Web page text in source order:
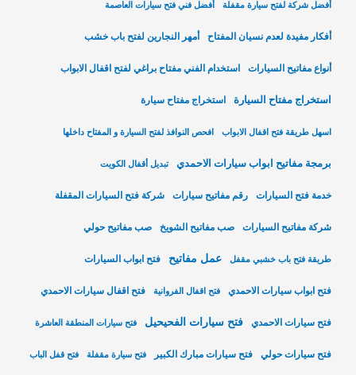
أفضل شركة لفتح سيارة مقفلة أفضل فني فتح سيارات العاصمة
أفكار مفيدة لعدم نسيان المفتاح أمهر النجارين لفتح باب خشب
أنواع مفاتيح السيارات استخدام الفني مفتاح براغي لفتح اقفال الابواب
استخراج مفتاح السيارة استخراج مفتاح سيارة
اسهل طريقة فتح اقفال الابواب افحص النوافذ لفتح السيارة و المفتاح داخلها
برمجة مفاتيح ابواب سيارات الاحمدي تبديل أقفال الكويت
خدمة فتح السيارات رقم مفاتيح سيارات شركة فتح السيارات المقفلة
شركة مفاتيح السيارات صب مفاتيح الشويخ صب مفاتيح حولي
طريقة فتح باب خشبي مقفل عمل مفاتيح فتح ابواب السيارات
فتح ابواب سيارات الاحمدي فتح اقفال الفروانية فتح اقفال سيارات الاحمدي
فتح سيارات الاحمدي فتح سيارات الفحيحيل فتح سيارات المنطقة العاشرة
فتح سيارات حولي فتح سيارات مبارك الكبير فتح سيارة مقفلة فتح قفل الباب